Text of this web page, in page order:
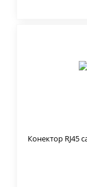
Конектор RJ45